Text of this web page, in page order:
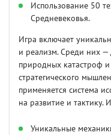
Использование 50
Средневековья.
Игра включает
и реализм. Среди них —
природных катастроф
стратегического
применяется система
на развитие и тактику.
Уникальные